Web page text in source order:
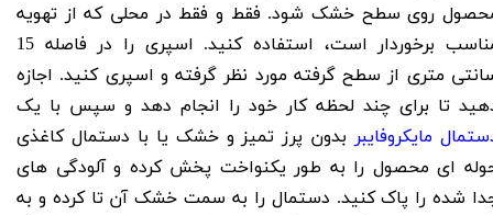
روی سطح خشک شود. فقط و فقط در محلی که از تهویه
مناسب برخوردار است، استفاده کنید. اسپری را در فاصله 15
متری از سطح گرفته مورد نظر گرفته و اسپری کنید. اجازه
تا برای چند لحظه کار خود را انجام دهد و سپس با یک
مایکروفایبر بدون پرز تمیز و خشک یا با دستمال کاغذی
ای محصول را به طور یکنواخت پخش کرده و آلودگی های
شده را پاک کنید. دستمال را به سمت خشک آن تا کرده و به